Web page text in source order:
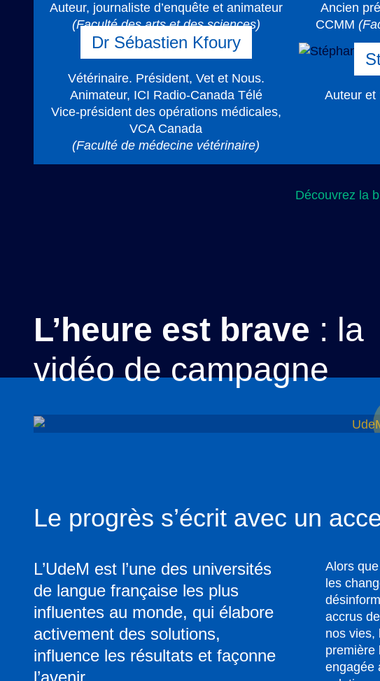
Auteur, journaliste d’enquête et animateur
(Faculté des arts et des sciences)
Ancien
CCMM
Dr Sébastien Kfoury
Vétérinaire. Président, Vet et Nous.
Animateur, ICI Radio-Canada Télé
Vice-président des opérations médicales,
VCA Canada
(Faculté de médecine vétérinaire)
Auteur
Découvrez la
L’heure est brave : la
vidéo de campagne
Le progrès s’écrit avec un
L’UdeM est l’une des universités
de langue française les plus
influentes au monde, qui élabore
activement des solutions,
influence les résultats et façonne
l’avenir.
Alors
les
accrus
nos vies,
première
engagée